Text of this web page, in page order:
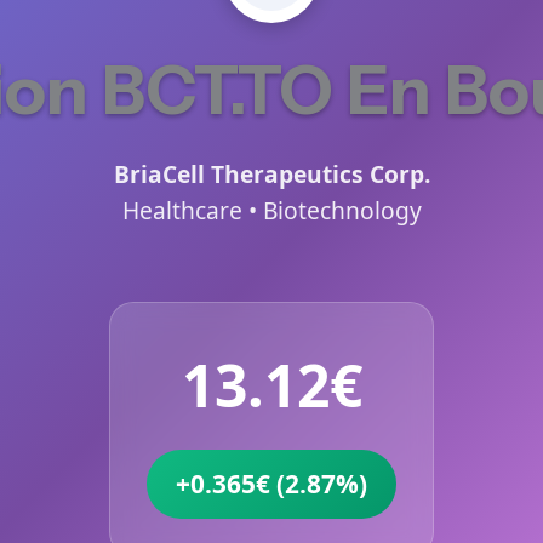
BCT.TO En
BriaCell Therapeutics Corp.
Healthcare • Biotechnology
13.12€
+0.365€ (2.87%)